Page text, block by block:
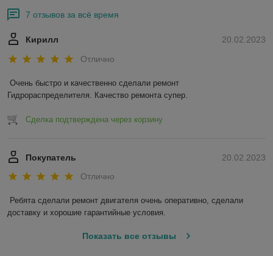
7 отзывов за всё время
20.02.2023
Кирилл
Отлично
Очень быстро и качественно сделали ремонт
Гидрораспределителя. Качество ремонта супер.
Сделка подтверждена через корзину
20.02.2023
Покупатель
Отлично
Ребята сделали ремонт двигателя очень оперативно, сделали
доставку и хорошие гарантийные условия.
Показать все отзывы